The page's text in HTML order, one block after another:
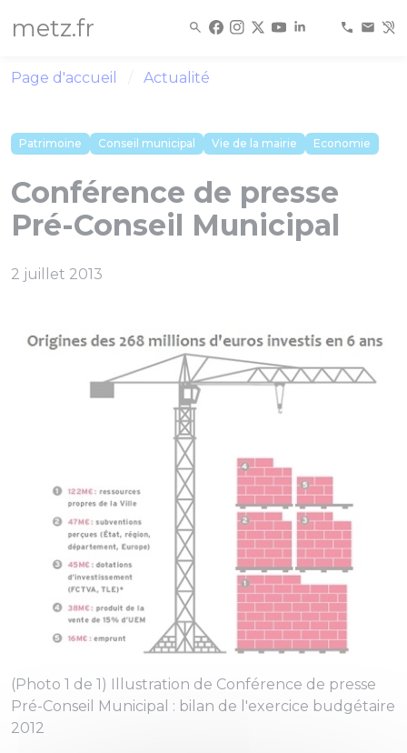
metz.fr
Page d'accueil Actualité
Patrimoine Conseil municipal Vie de la mairie Economie
Conférence de presse
Pré-Conseil Municipal
2 juillet 2013
(Photo 1 de 1) Illustration de Conférence de presse
Pré-Conseil Municipal : bilan de l'exercice budgétaire
2012